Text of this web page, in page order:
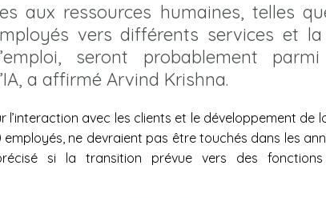
aux ressources humaines, telles
vers différents services et
seront probablement
a affirmé Arvind Krishna.
l’interaction avec les clients et le développement de
ne devraient pas être touchés dans les
si la transition prévue vers des fonctions